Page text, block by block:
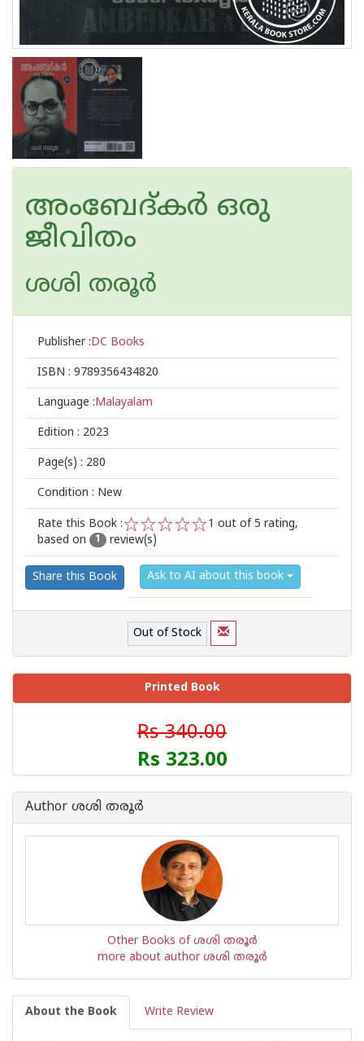
അംബേദ്കര്‍ ഒരു
ജീവിതം
ശശി തരൂർ
Publisher :DC Books
ISBN : 9789356434820
Language :Malayalam
Edition : 2023
Page(s) : 280
Condition : New
Rate this Book :
2
1
1 out of 5 rating,
based on
1 review(s)
Share this Book Ask to AI about this book
Out of Stock
Printed Book
Rs 340.00
Rs 323.00
Author ശശി തരൂർ
Other Books of ശശി തരൂർ
more about author ശശി തരൂർ
About the Book Write Review